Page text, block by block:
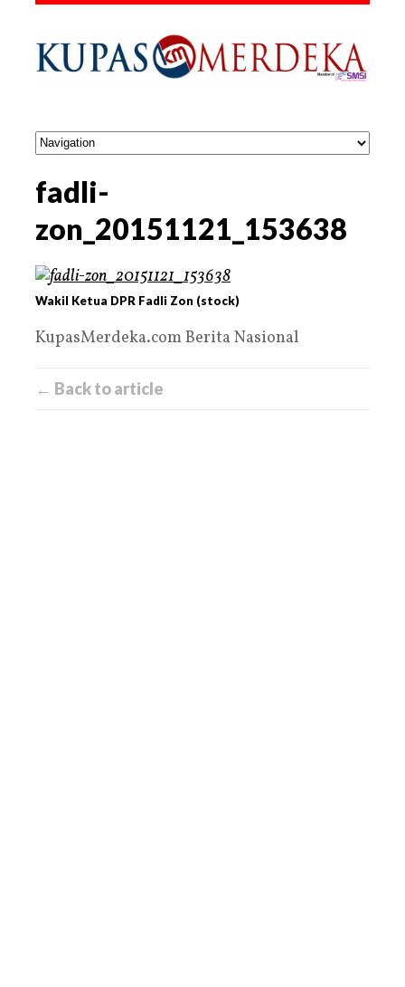
fadli-
zon_20151121_153638
Wakil Ketua DPR Fadli Zon (stock)
KupasMerdeka.com Berita Nasional
← Back to article